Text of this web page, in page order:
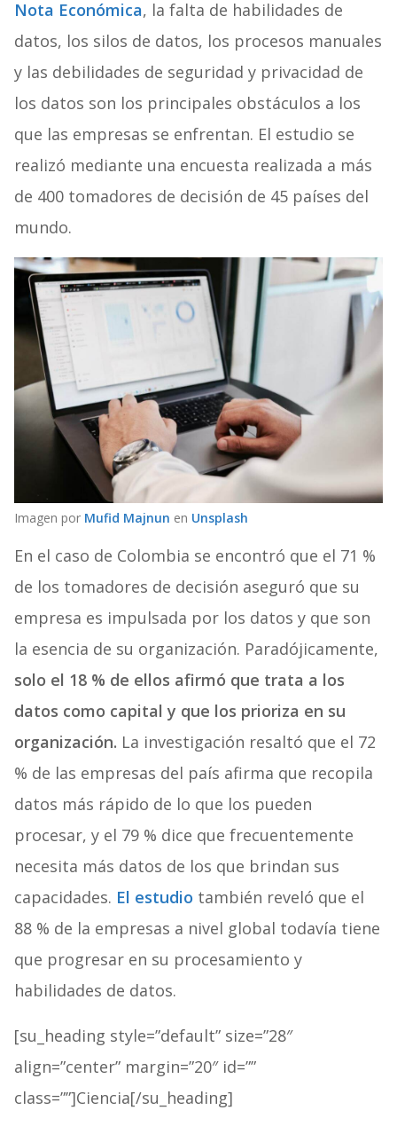
Nota Económica, la falta de habilidades de
datos, los silos de datos, los procesos manuales
y las debilidades de seguridad y privacidad de
los datos son los principales obstáculos a los
que las empresas se enfrentan. El estudio se
realizó mediante una encuesta realizada a más
de 400 tomadores de decisión de 45 países del
mundo.
Imagen por Mufid Majnun en Unsplash
En el caso de Colombia se encontró que el 71 %
de los tomadores de decisión aseguró que su
empresa es impulsada por los datos y que son
la esencia de su organización. Paradójicamente,
solo el 18 % de ellos afirmó que trata a los
datos como capital y que los prioriza en su
organización. La investigación resaltó que el 72
% de las empresas del país afirma que recopila
datos más rápido de lo que los pueden
procesar, y el 79 % dice que frecuentemente
necesita más datos de los que brindan sus
capacidades. El estudio también reveló que el
88 % de la empresas a nivel global todavía tiene
que progresar en su procesamiento y
habilidades de datos.
[su_heading style=”default” size=”28″
align=”center” margin=”20″ id=””
class=””]Ciencia[/su_heading]